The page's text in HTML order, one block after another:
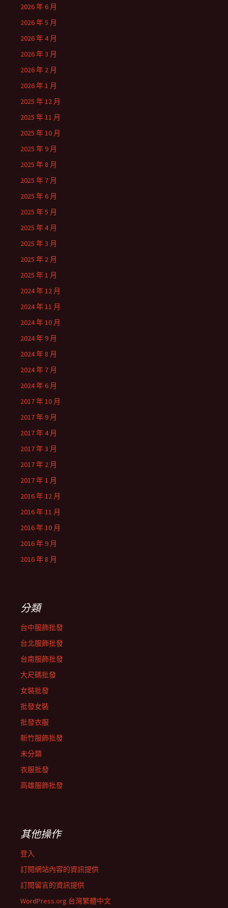
2026 年 6 月
2026 年 5 月
2026 年 4 月
2026 年 3 月
2026 年 2 月
2026 年 1 月
2025 年 12 月
2025 年 11 月
2025 年 10 月
2025 年 9 月
2025 年 8 月
2025 年 7 月
2025 年 6 月
2025 年 5 月
2025 年 4 月
2025 年 3 月
2025 年 2 月
2025 年 1 月
2024 年 12 月
2024 年 11 月
2024 年 10 月
2024 年 9 月
2024 年 8 月
2024 年 7 月
2024 年 6 月
2017 年 10 月
2017 年 9 月
2017 年 4 月
2017 年 3 月
2017 年 2 月
2017 年 1 月
2016 年 12 月
2016 年 11 月
2016 年 10 月
2016 年 9 月
2016 年 8 月
分類
台中服飾批發
台北服飾批發
台南服飾批發
大尺碼批發
女裝批發
批發女裝
批發衣服
新竹服飾批發
未分類
衣服批發
高雄服飾批發
其他操作
登入
訂閱網站內容的資訊提供
訂閱留言的資訊提供
WordPress.org 台灣繁體中文